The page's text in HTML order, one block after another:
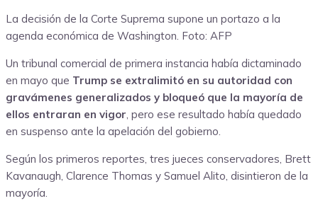
La decisión de la Corte Suprema supone un portazo a la
agenda económica de Washington. Foto: AFP
Un tribunal comercial de primera instancia había dictaminado
en mayo que Trump se extralimitó en su autoridad con
gravámenes generalizados y bloqueó que la mayoría de
ellos entraran en vigor, pero ese resultado había quedado
en suspenso ante la apelación del gobierno.
Según los primeros reportes, tres jueces conservadores, Brett
Kavanaugh, Clarence Thomas y Samuel Alito, disintieron de la
mayoría.